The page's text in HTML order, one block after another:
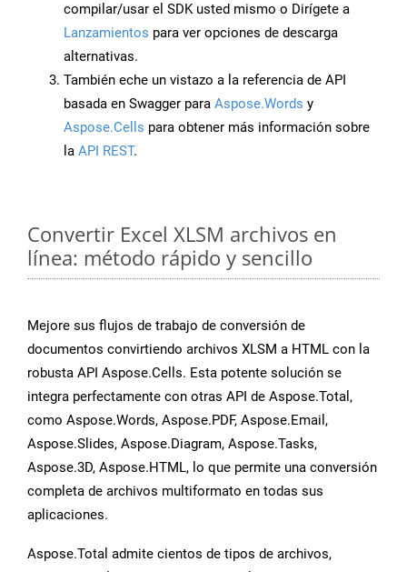
compilar/usar el SDK usted mismo o Dirígete a
Lanzamientos para ver opciones de descarga
alternativas.
También eche un vistazo a la referencia de API
basada en Swagger para Aspose.Words y
Aspose.Cells para obtener más información sobre
la API REST.
Convertir Excel XLSM archivos en
línea: método rápido y sencillo
Mejore sus flujos de trabajo de conversión de
documentos convirtiendo archivos XLSM a HTML con la
robusta API Aspose.Cells. Esta potente solución se
integra perfectamente con otras API de Aspose.Total,
como Aspose.Words, Aspose.PDF, Aspose.Email,
Aspose.Slides, Aspose.Diagram, Aspose.Tasks,
Aspose.3D, Aspose.HTML, lo que permite una conversión
completa de archivos multiformato en todas sus
aplicaciones.
Aspose.Total admite cientos de tipos de archivos,